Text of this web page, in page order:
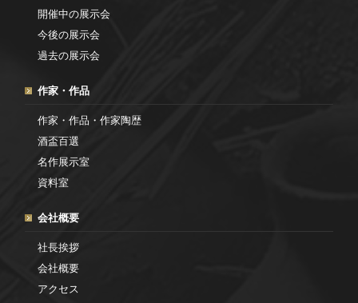
開催中の展示会
今後の展示会
過去の展示会
作家・作品
作家・作品・作家陶歴
酒盃百選
名作展示室
資料室
会社概要
社長挨拶
会社概要
アクセス